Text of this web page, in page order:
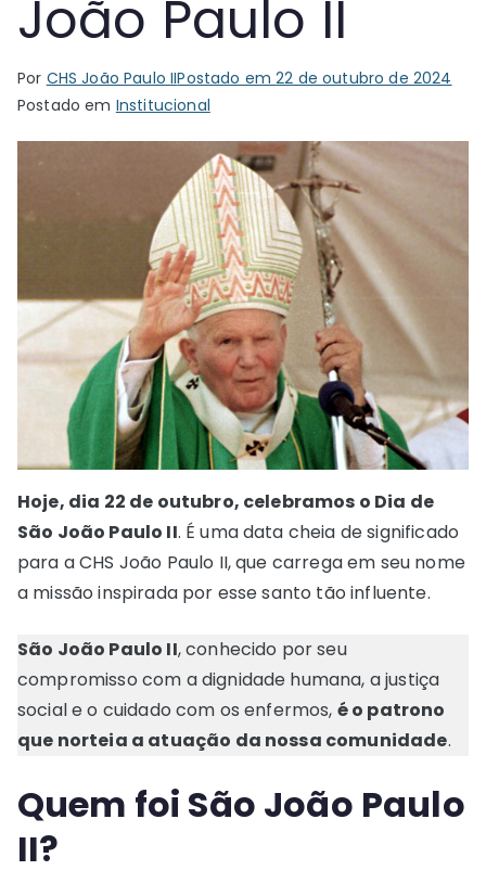
João Paulo II
Por CHS João Paulo IIPostado em22 de outubro de 2024
Postado em Institucional
Hoje, dia 22 de outubro, celebramos o Dia de
São João Paulo II. É uma data cheia de significado
para a CHS João Paulo II, que carrega em seu nome
a missão inspirada por esse santo tão influente.
São João Paulo II, conhecido por seu
compromisso com a dignidade humana, a justiça
social e o cuidado com os enfermos, é o patrono
que norteia a atuação da nossa comunidade.
Quem foi São João Paulo
II?